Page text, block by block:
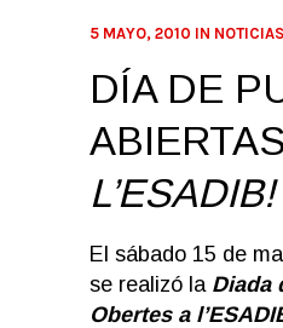
5 MAYO, 2010 IN NOTICIAS
DÍA DE
L’ESADIB!
El sábado 15 de
se realizó la Diada
Obertes a